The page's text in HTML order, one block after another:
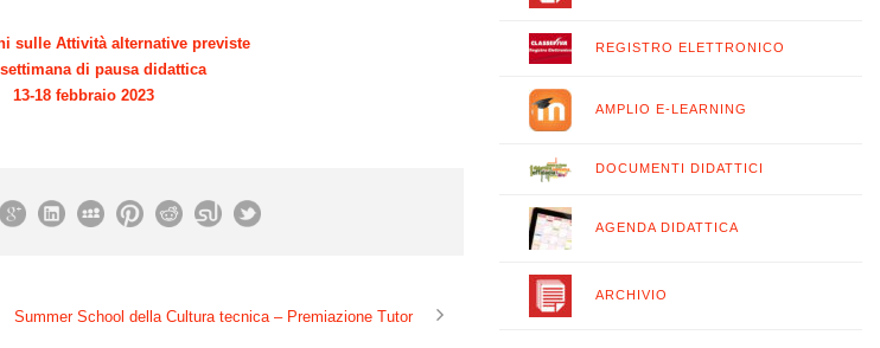
sulle Attività alternative previste
di pausa didattica
13-18 febbraio 2023
Summer School della Cultura tecnica – Premiazione Tutor
REGISTRO ELETTRONICO
AMPLIO E-LEARNING
DOCUMENTI DIDATTICI
AGENDA DIDATTICA
ARCHIVIO